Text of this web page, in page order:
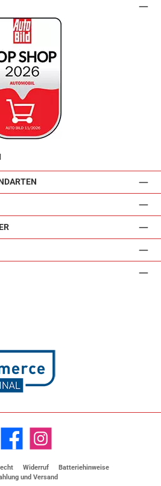
Facebook Instagram
Widerruf
Batteriehinweise
und Versand